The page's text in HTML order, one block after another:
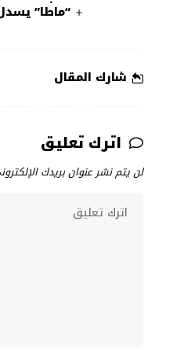
“ماطا” يسدل الستار
شارك المقال
اترك تعليق
لن يتم نشر عنوان بريدك